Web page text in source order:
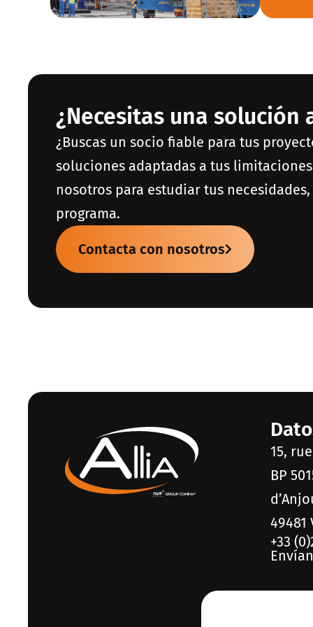
¿Necesitas una solución
¿Buscas un socio fiable para tus
soluciones adaptadas a tus
nosotros para estudiar tus
programa.
Contacta con nosotros
15,
BP
49481
+33